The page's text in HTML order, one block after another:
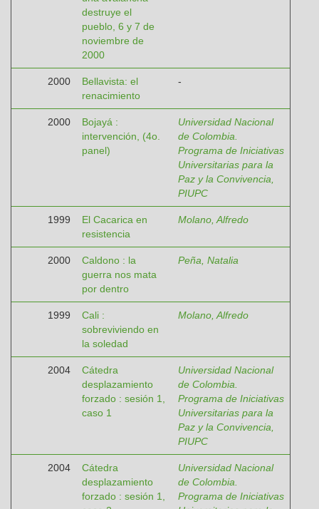
destruye el
pueblo, 6 y 7 de
noviembre de
2000
2000
Bellavista: el
renacimiento
-
2000
Bojayá :
intervención, (4o.
panel)
Universidad Nacional
de Colombia.
Programa de Iniciativas
Universitarias para la
Paz y la Convivencia,
PIUPC
1999
El Cacarica en
resistencia
Molano, Alfredo
2000
Caldono : la
guerra nos mata
por dentro
Peña, Natalia
1999
Cali :
sobreviviendo en
la soledad
Molano, Alfredo
2004
Cátedra
desplazamiento
forzado : sesión 1,
caso 1
Universidad Nacional
de Colombia.
Programa de Iniciativas
Universitarias para la
Paz y la Convivencia,
PIUPC
2004
Cátedra
desplazamiento
forzado : sesión 1,
Universidad Nacional
de Colombia.
Programa de Iniciativas